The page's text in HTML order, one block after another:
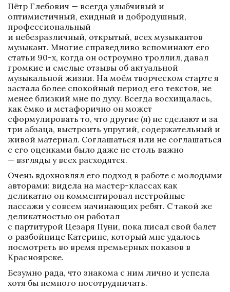
Пётр Глебович — всегда улыбчивый и
оптимистичный, ехидный и добродушный,
профессиональный
и небезразличный, открытый, всех музыкантов
музыкант. Многие справедливо вспоминают его
статьи 90-х, когда он остроумно троллил, давал
громкие и смелые отзывы об актуальной
музыкальной жизни. На моём творческом старте я
застала более спокойный период его текстов, не
менее близкий мне по духу. Всегда восхищалась,
как ёмко и метафорично он может
сформулировать то, что другие (я) не сделают и за
три абзаца, выстроить упругий, содержательный и
живой материал. Соглашаться или не соглашаться
с его оценками было даже не столь важно
— взгляды у всех расходятся.
Очень вдохновлял его подход в работе с молодыми
авторами: видела на мастер-классах как
деликатно он комментировал нестройные
пассажи у совсем начинающих ребят. С такой же
деликатностью он работал
с партитурой Цезаря Пуни, пока писал свой балет
о разбойнице Катерине, который мне удалось
посмотреть во время премьерных показов в
Красноярске.
Безумно рада, что знакома с ним лично и успела
хотя бы немного посотрудничать.